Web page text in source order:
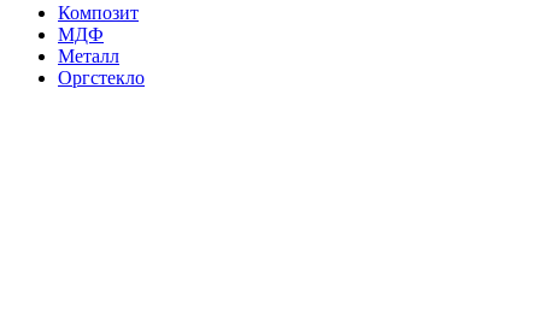
Композит
МДФ
Металл
Оргстекло